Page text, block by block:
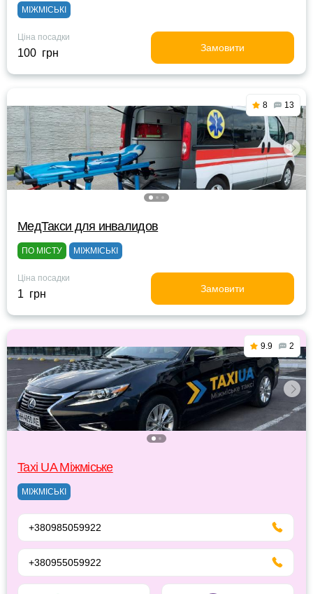
МІЖМІСЬКІ
Ціна посадки
100 грн Замовити
8 13
МедТакси для инвалидов
ПО МІСТУ МІЖМІСЬКІ
Ціна посадки
1 грн Замовити
9.9 2
Taxi UA Міжміське
МІЖМІСЬКІ
+380985059922
+380955059922